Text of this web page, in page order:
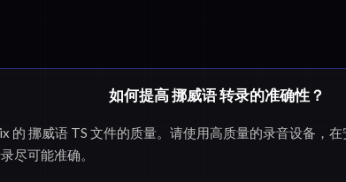
如何提高 挪威语 转录的准确性？
的 挪威语 TS 文件的质量。请使用高质量的录音设备，
尽可能准确。